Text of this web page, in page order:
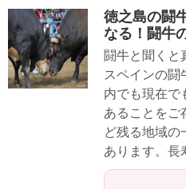
徳之島の闘
なる！闘牛
闘牛と聞くと
スペインの闘
内でも現在で
あることをご
ど残る地域の
あります。長